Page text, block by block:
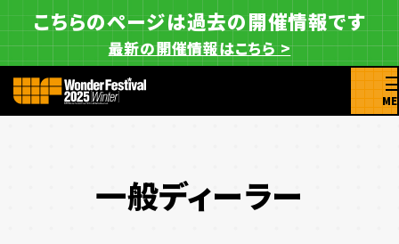
こちらのページは過去の開催情報です
最新の開催情報はこちら >
一般ディーラー